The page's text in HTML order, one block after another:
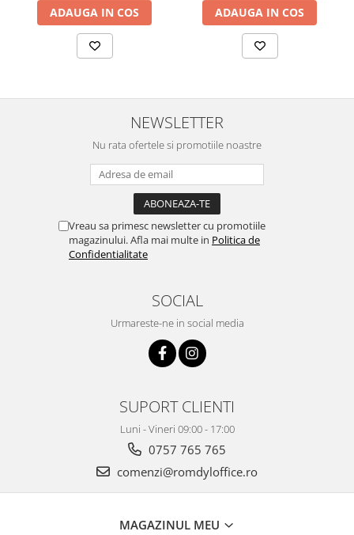
ADAUGA IN COS ADAUGA IN COS
NEWSLETTER
Nu rata ofertele si promotiile noastre
Vreau sa primesc newsletter cu promotiile
magazinului. Afla mai multe in Politica de
Confidentialitate
SOCIAL
Urmareste-ne in social media
SUPORT CLIENTI
Luni - Vineri 09:00 - 17:00
0757 765 765
comenzi@romdyloffice.ro
MAGAZINUL MEU